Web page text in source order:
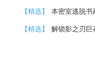
【精选】 本密室逃脱书
【精选】 解锁影之刃巨